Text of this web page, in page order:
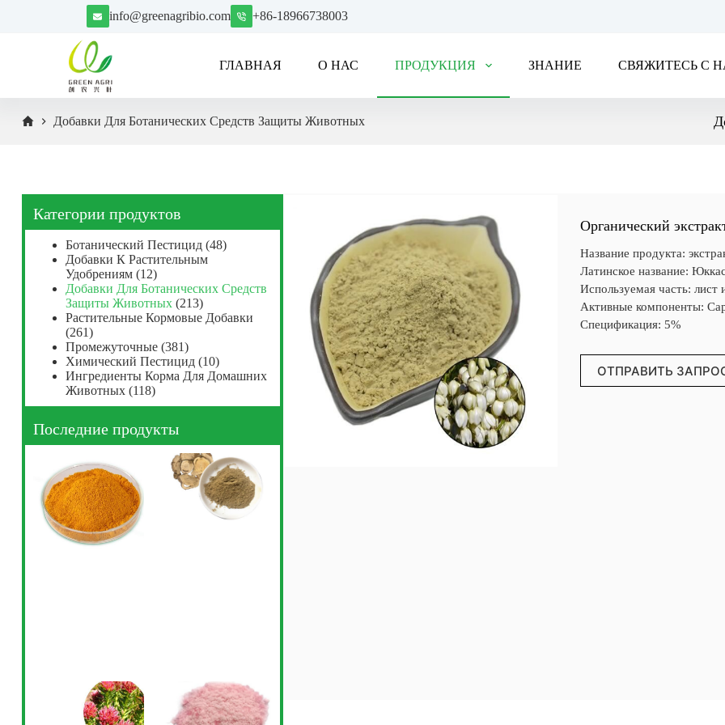
и
info@greenagribio.com +86-18966738003
ГЛАВНАЯ О НАС ПРОДУКЦИЯ ЗНАНИЕ СВЯЖИТЕСЬ С
Добавки Для Ботанических Средств Защиты Животных
Категории продуктов
Ботанический Пестицид (48)
Добавки К Растительным
Удобрениям (12)
Добавки Для Ботанических Средств
Защиты Животных (213)
Растительные Кормовые Добавки
(261)
Промежуточные (381)
Химический Пестицид (10)
Ингредиенты Корма Для Домашних
Животных (118)
Последние продукты
Органический
Название продукта:
Латинское название:
Используемая часть: лист
Активные компоненты:
Спецификация: 5%
ОТПРАВИТЬ